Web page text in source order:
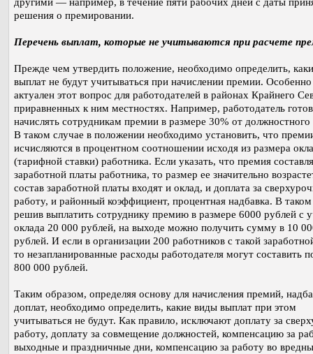
решения о премировании.
Перечень выплат, которые не учитываются при расчете
Прежде чем утвердить положение, необходимо определить,
выплат не будут учитываться при начислении премии. Особенно
актуален этот вопрос для работодателей в районах Крайнего
приравненных к ним местностях. Например, работодатель готов
начислять сотрудникам премии в размере 30% от должностного
В таком случае в положении необходимо установить, что
исчисляются в процентном соотношении исходя из размера
(тарифной ставки) работника. Если указать, что премия
заработной платы работника, то размер ее значительно
состав заработной платы входят и оклад, и доплата за
работу, и районный коэффициент, процентная надбавка. В таком
решив выплатить сотруднику премию в размере 6000 рублей с
оклада 20 000 рублей, на выходе можно получить сумму в 10
рублей. И если в организации 200 работников с такой
то незапланированные расходы работодателя могут составить
800 000 рублей.
Таким образом, определяя основу для начисления премий,
доплат, необходимо определить, какие виды выплат при этом
учитываться не будут. Как правило, исключают доплату за
работу, доплату за совмещение должностей, компенсацию за
выходные и праздничные дни, компенсацию за работу во